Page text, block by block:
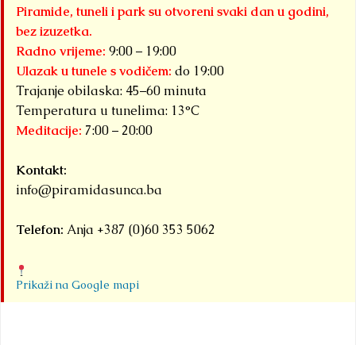
Piramide, tuneli i park su otvoreni svaki dan u godini,
bez izuzetka.
Radno vrijeme: 9:00 – 19:00
Ulazak u tunele s vodičem: do 19:00
Trajanje obilaska: 45–60 minuta
Temperatura u tunelima: 13°C
Meditacije: 7:00 – 20:00
Kontakt:
info@piramidasunca.ba
Telefon: Anja +387 (0)60 353 5062
Prikaži na Google mapi